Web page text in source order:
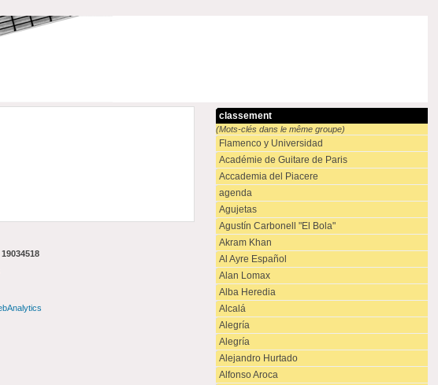
classement
(Mots-clés dans le même groupe)
Flamenco y Universidad
Académie de Guitare de Paris
Accademia del Piacere
agenda
Agujetas
Agustín Carbonell "El Bola"
Akram Khan
Al Ayre Español
Alan Lomax
Alba Heredia
Alcalá
Alegría
Alegría
Alejandro Hurtado
Alfonso Aroca
19034518